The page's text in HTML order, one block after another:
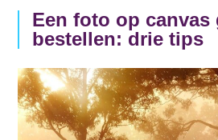
Een foto op canvas
bestellen: drie tips